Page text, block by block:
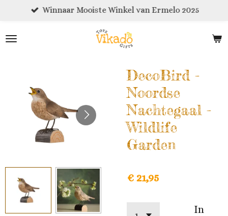
naar
Winnaar Mooiste Winkel van Ermelo 2025
DecoBird -
Noordse
Nachtegaal -
Wildlife
Garden
€ 21,95
In